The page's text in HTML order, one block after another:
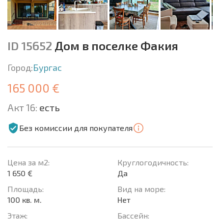
ID 15652 Дом в поселке Факия
Город:Бургас
165 000 €
Акт 16: есть
Без комиссии для покупателя
Цена за м2:
1 650 €
Площадь:
100 кв. м.
Этаж:
Круглогодичность:
Да
Вид на море:
Нет
Басcейн: